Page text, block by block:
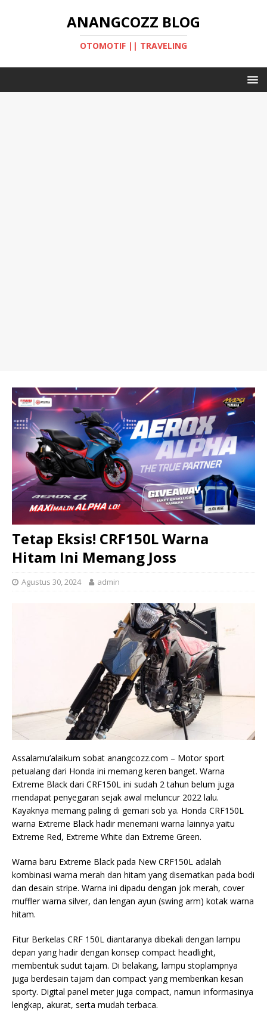
ANANGCOZZ BLOG
OTOMOTIF || TRAVELING
Tetap Eksis! CRF150L Warna
Hitam Ini Memang Joss
Agustus 30, 2024 admin
Assalamu’alaikum sobat anangcozz.com – Motor sport
petualang dari Honda ini memang keren banget. Warna
Extreme Black dari CRF150L ini sudah 2 tahun belum juga
mendapat penyegaran sejak awal meluncur 2022 lalu.
Kayaknya memang paling di gemari sob ya. Honda CRF150L
warna Extreme Black hadir menemani warna lainnya yaitu
Extreme Red, Extreme White dan Extreme Green.
Warna baru Extreme Black pada New CRF150L adalah
kombinasi warna merah dan hitam yang disematkan pada bodi
dan desain stripe. Warna ini dipadu dengan jok merah, cover
muffler warna silver, dan lengan ayun (swing arm) kotak warna
hitam.
Fitur Berkelas CRF 150L diantaranya dibekali dengan lampu
depan yang hadir dengan konsep compact headlight,
membentuk sudut tajam. Di belakang, lampu stoplampnya
juga berdesain tajam dan compact yang memberikan kesan
sporty. Digital panel meter juga compact, namun informasinya
lengkap, akurat, serta mudah terbaca.